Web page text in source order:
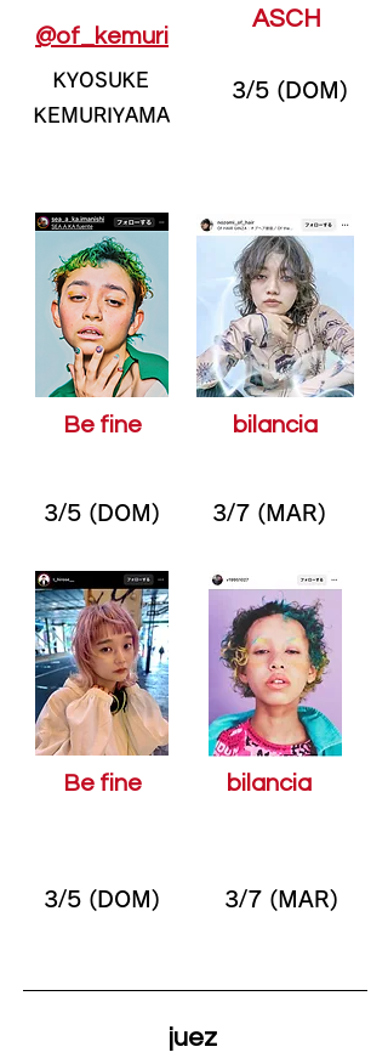
@of_kemuri
KYOSUKE
KEMURIYAMA
ASCH
3/5 (DOM)
Be fine bilancia
3/5 (DOM) 3/7 (MAR)
Be fine bilancia
3/5 (DOM) 3/7 (MAR)
juez